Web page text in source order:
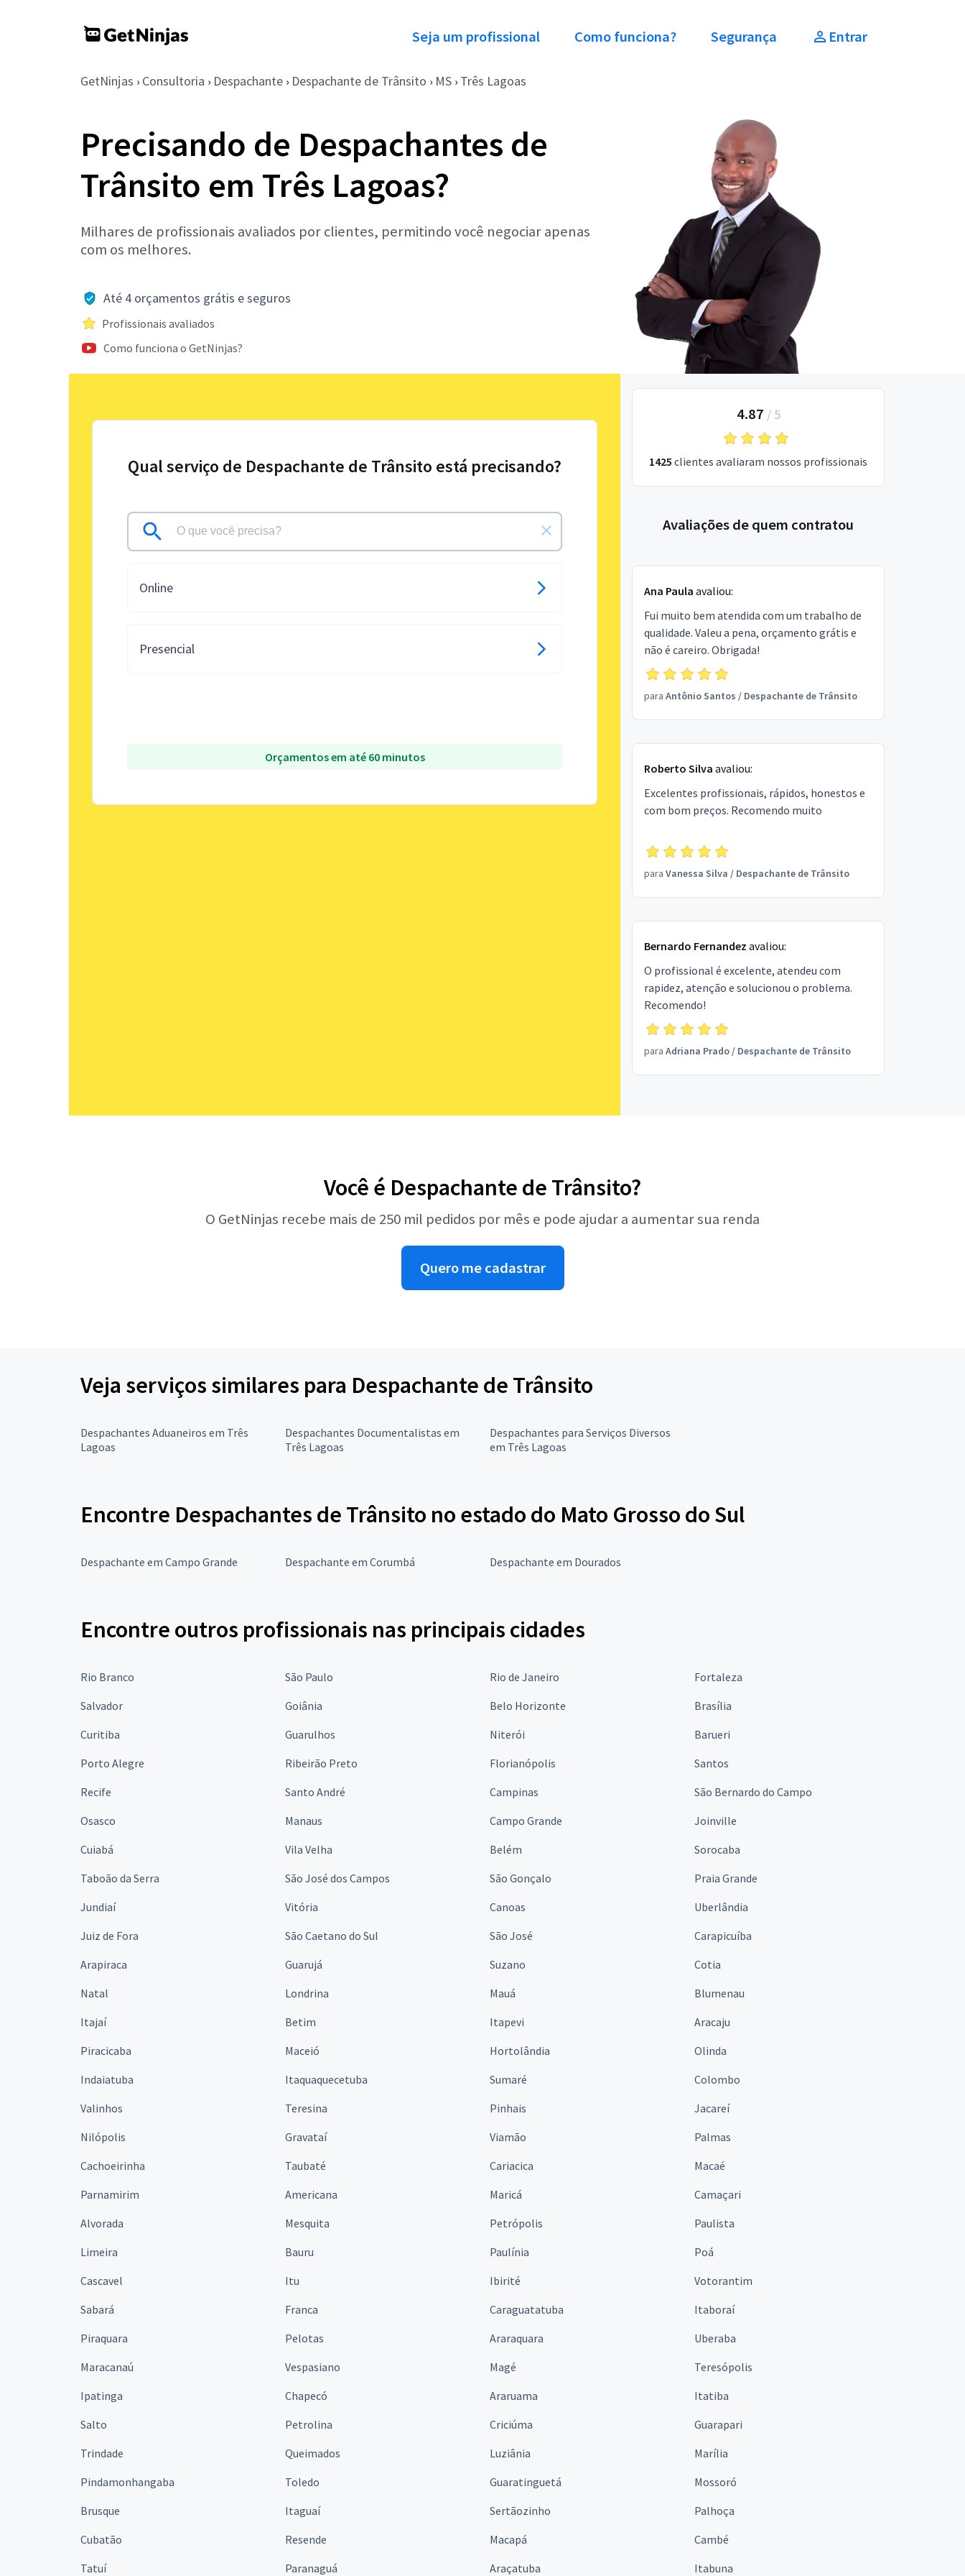
Seja um profissional Como funciona? Segurança Entrar
GetNinjas › Consultoria › Despachante › Despachante de Trânsito › MS › Três Lagoas
Precisando de Despachantes de
Trânsito em Três Lagoas?
Milhares de profissionais avaliados por clientes, permitindo você negociar apenas
com os melhores.
Até 4 orçamentos grátis e seguros
Profissionais avaliados
Como funciona o GetNinjas?
Qual serviço de Despachante de Trânsito está precisando?
Online
Presencial
Orçamentos em até 60 minutos
4.87 / 5
1425 clientes avaliaram nossos profissionais
Avaliações de quem contratou
Ana Paula avaliou:
Fui muito bem atendida com um trabalho de
qualidade. Valeu a pena, orçamento grátis e
não é careiro. Obrigada!
para Antônio Santos / Despachante de Trânsito
Roberto Silva avaliou:
Excelentes profissionais, rápidos, honestos e
com bom preços. Recomendo muito
para Vanessa Silva / Despachante de Trânsito
Bernardo Fernandez avaliou:
O profissional é excelente, atendeu com
rapidez, atenção e solucionou o problema.
Recomendo!
para Adriana Prado/ Despachante de Trânsito
Você é Despachante de Trânsito?
O GetNinjas recebe mais de 250 mil pedidos por mês e pode ajudar a aumentar sua renda
Quero me cadastrar
Veja serviços similares para Despachante de Trânsito
Despachantes Aduaneiros em Três
Lagoas
Despachantes Documentalistas em
Três Lagoas
Despachantes para Serviços Diversos
em Três Lagoas
Encontre Despachantes de Trânsito no estado do Mato Grosso do Sul
Despachante em Campo Grande Despachante em Corumbá Despachante em Dourados
Encontre outros profissionais nas principais cidades
Rio Branco São Paulo Rio de Janeiro
Fortaleza
Salvador
Goiânia Belo Horizonte
Brasília
Curitiba
Guarulhos Niterói
Barueri
Porto Alegre
Ribeirão Preto Florianópolis
Santos
Recife
Santo André Campinas
São Bernardo do Campo
Osasco
Manaus Campo Grande
Joinville
Cuiabá
Vila Velha Belém
Sorocaba
Taboão da Serra
São José dos Campos São Gonçalo
Praia Grande
Jundiaí
Vitória Canoas
Uberlândia
Juiz de Fora
São Caetano do Sul São José
Carapicuíba
Arapiraca
Guarujá Suzano
Cotia
Natal
Londrina Mauá
Blumenau
Itajaí
Betim Itapevi
Aracaju
Piracicaba
Maceió Hortolândia
Olinda
Indaiatuba
Itaquaquecetuba Sumaré
Colombo
Valinhos
Teresina Pinhais
Jacareí
Nilópolis
Gravataí Viamão
Palmas
Cachoeirinha
Taubaté Cariacica
Macaé
Parnamirim
Americana Maricá
Camaçari
Alvorada
Mesquita Petrópolis
Paulista
Limeira
Bauru Paulínia
Poá
Cascavel
Itu Ibirité
Votorantim
Sabará
Franca Caraguatatuba
Itaboraí
Piraquara
Pelotas Araraquara
Uberaba
Maracanaú
Vespasiano Magé
Teresópolis
Ipatinga
Chapecó Araruama
Itatiba
Salto
Petrolina Criciúma
Guarapari
Trindade
Queimados Luziânia
Marília
Pindamonhangaba
Toledo Guaratinguetá
Mossoró
Brusque
Itaguaí Sertãozinho
Palhoça
Cubatão
Resende Macapá
Cambé
Tatuí
Paranaguá Araçatuba Itabuna